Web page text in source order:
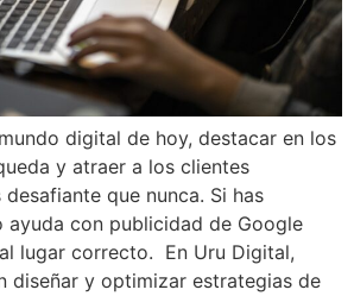
digital de hoy, destacar en los
y atraer a los clientes
que nunca. Si has
ayuda con publicidad de Google
lugar correcto. En Uru Digital,
diseñar y optimizar estrategias de